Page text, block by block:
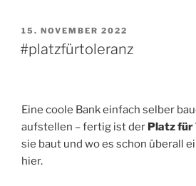
VERÖFFENTLICHT
AM
15. NOVEMBER 2022
#platzfürtoleranz
Eine coole Bank einfach selber
aufstellen – fertig ist der Platz für
sie baut und wo es schon überall
hier.